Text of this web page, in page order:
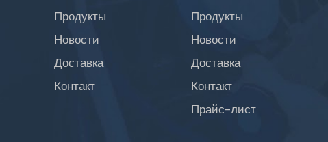
Продукты
Новости
Доставка
Контакт
Продукты
Новости
Доставка
Контакт
Прайс-лист